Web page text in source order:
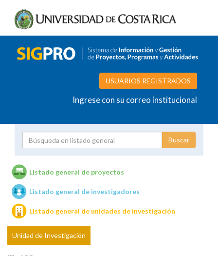
USUARIOS REGISTRADOS
Ingrese con su correo institucional
Unidades de investigación
Listado general de proyectos
Listado general de investigadores
Listado general de unidades de investigación
Unidad de Investigación